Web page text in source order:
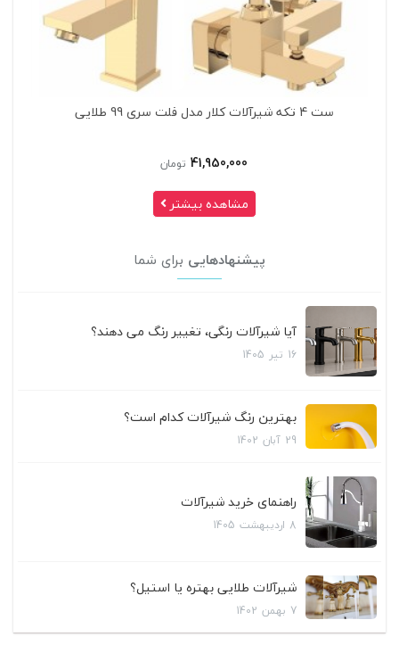
ست 4 تکه شیرآلات کلار مدل فلت سری 99 کروم
35,200,000 تومان
مشاهده بیشتر
پیشنهادهایی برای شما
آیا شیرآلات رنگی، تغییر رنگ می دهند؟
16 تیر 1405
بهترین رنگ شیرآلات کدام است؟
29 آبان 1402
راهنمای خرید شیرآلات
8 اردیبهشت 1405
شیرآلات طلایی بهتره یا استیل؟
7 بهمن 1402